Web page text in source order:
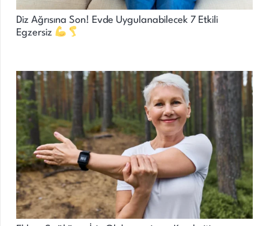
Diz Ağrısına Son! Evde Uygulanabilecek 7 Etkili
Egzersiz